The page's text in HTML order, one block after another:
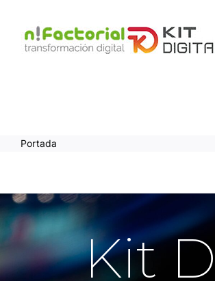
contenido
Portada
Kit